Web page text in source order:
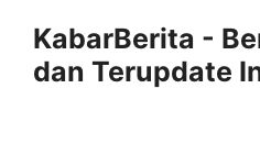
KabarBerita -
dan Terupdate